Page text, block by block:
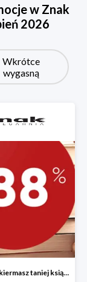
w Znak
2026
Wkrótce
wygasną
Świąteczny kiermasz taniej książki